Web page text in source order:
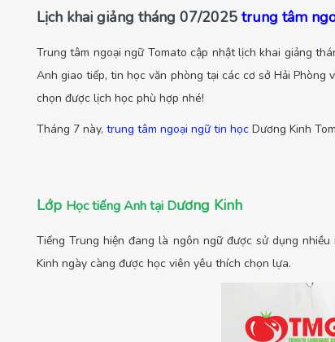
Lịch khai giảng tháng 07/2025 trung tâm
Trung tâm ngoại ngữ Tomato cập nhật lịch khai giảng
Anh giao tiếp, tin học văn phòng tại các cơ sở Hải
chọn được lịch học phù hợp nhé!
Tháng 7 này, trung tâm ngoại ngữ tin học Dương Kinh
Lớp Học tiếng Anh tại Dương Kinh
Tiếng Trung hiện đang là ngôn ngữ được sử dụng
Kinh ngày càng được học viên yêu thích chọn lựa.